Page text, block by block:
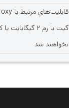
گیت با رم 2
نخواهند شد